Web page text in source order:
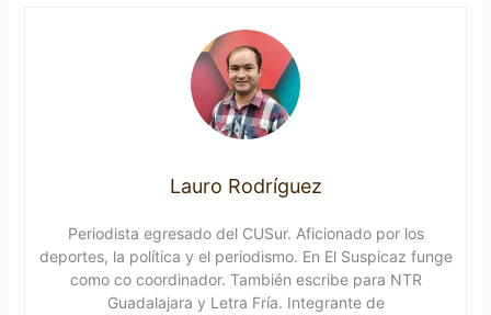
Lauro Rodríguez
Periodista egresado del CUSur. Aficionado por los
deportes, la política y el periodismo. En El Suspicaz funge
como co coordinador. También escribe para NTR
Guadalajara y Letra Fría. Integrante de